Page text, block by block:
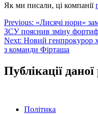
Як ми писали, ці компанії
Навігація
записів
Previous: «Лисячі нори»
ЗСУ пояснив зміну
Next: Новий генпрокурор
з команди Фірташа
Публікації
Політика